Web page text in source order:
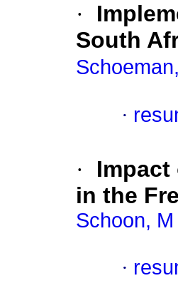
·
South
·
·
in the
Schoon, M
·